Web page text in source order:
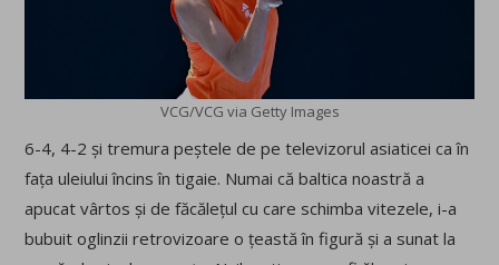
VCG/VCG via Getty Images
6-4, 4-2 și tremura peștele de pe televizorul asiaticei ca în
fața uleiului încins în tigaie. Numai că baltica noastră a
apucat vârtos și de făcălețul cu care schimba vitezele, i-a
bubuit oglinzii retrovizoare o țeastă în figură și a sunat la